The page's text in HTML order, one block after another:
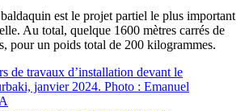
est le projet partiel le plus important
Au total, quelque 1600 mètres carrés de
pour un poids total de 200 kilogrammes.